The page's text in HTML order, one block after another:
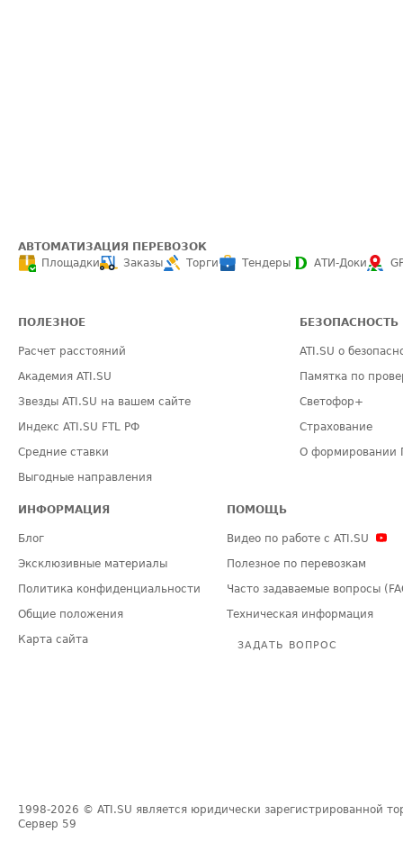
АВТОМАТИЗАЦИЯ ПЕРЕВОЗОК
Площадки
Заказы Торги Тендеры АТИ-Доки
ПОЛЕЗНОЕ
Расчет расстояний
Академия ATI.SU
Звезды ATI.SU на вашем сайте
Индекс ATI.SU FTL РФ
Средние ставки
Выгодные направления
БЕЗОПАСНОСТЬ
ATI.SU о
Памятка по
Светофор+
Страхование
О формировании
ИНФОРМАЦИЯ
Блог
Эксклюзивные материалы
Политика конфиденциальности
Общие положения
Карта сайта
ПОМОЩЬ
Видео по работе с ATI.SU
Полезное по перевозкам
Часто задаваемые вопросы
Техническая информация
ЗАДАТЬ ВОПРОС
1998-2026 © ATI.SU является юридически зарегистрированной
Сервер 59